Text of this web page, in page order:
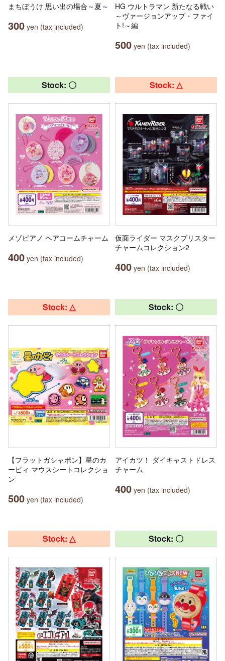
まちぼうけ 思い出の場合～夏～
300 yen (tax included)
HG ウルトラマン 新たなる戦い
～ヴァージョンアップ・ファイ
ト!～編
500 yen (tax included)
Stock: 〇
メゾピアノ ヘアコームチャーム
400 yen (tax included)
Stock: △
仮面ライダー マスクブリスター
チャームコレクション2
400 yen (tax included)
Stock: △
【フラットガシャポン】星のカ
ービィ マウスシートコレクショ
ン
500 yen (tax included)
Stock: 〇
アイカツ！ ダイキャストドレス
チャーム
400 yen (tax included)
Stock: △ Stock: 〇